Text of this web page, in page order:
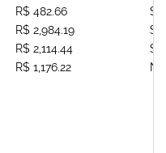
R$ 482.66
R$ 2,984.19
R$ 2,114.44
R$ 1,176.22